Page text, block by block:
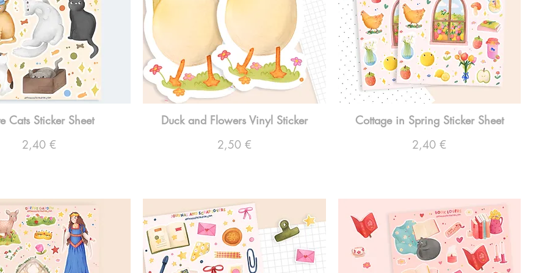
Cats Sticker Sheet
Preço
2,40 €
Duck and Flowers Vinyl Sticker
Preço
2,50 €
Cottage in Spring Sticker Sheet
Preço
2,40 €